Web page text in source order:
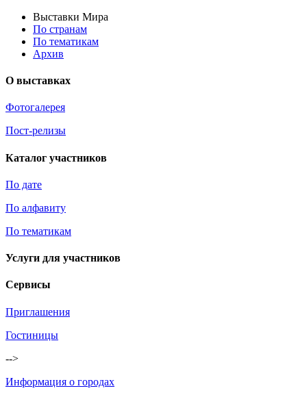
Выставки Мира
По странам
По тематикам
Архив
О выставках
Фотогалерея
Пост-релизы
Каталог участников
По дате
По алфавиту
По тематикам
Услуги для участников
Сервисы
Приглашения
Гостиницы
-->
Информация о городах